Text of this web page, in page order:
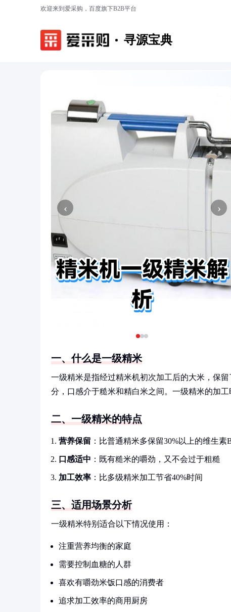
欢迎来到爱采购，百度旗下B2B平台
寻源宝典
‹ ›
一、什么是一级精米
一级精米是指经过精米机初次加工后的大米，保
分，口感介于糙米和精白米之间。一级精米的加工
二、一级精米的特点
营养保留 ：比普通精米多保留30%以上的维生素
口感适中 ：既有糙米的嚼劲，又不会过于粗糙
加工效率 ：比多级精米加工节省40%时间
三、适用场景分析
一级精米特别适合以下情况使用：
注重营养均衡的家庭
需要控制血糖的人群
喜欢有嚼劲米饭口感的消费者
追求加工效率的商用厨房